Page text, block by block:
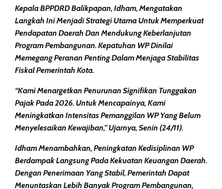
Kepala BPPDRD Balikpapan, Idham, Mengatakan
Langkah Ini Menjadi Strategi Utama Untuk Memperkuat
Pendapatan Daerah Dan Mendukung Keberlanjutan
Program Pembangunan. Kepatuhan WP Dinilai
Memegang Peranan Penting Dalam Menjaga Stabilitas
Fiskal Pemerintah Kota.
“Kami Menargetkan Penurunan Signifikan Tunggakan
Pajak Pada 2026. Untuk Mencapainya, Kami
Meningkatkan Intensitas Pemanggilan WP Yang Belum
Menyelesaikan Kewajiban,” Ujarnya, Senin (24/11).
Idham Menambahkan, Peningkatan Kedisiplinan WP
Berdampak Langsung Pada Kekuatan Keuangan Daerah.
Dengan Penerimaan Yang Stabil, Pemerintah Dapat
Menuntaskan Lebih Banyak Program Pembangunan,